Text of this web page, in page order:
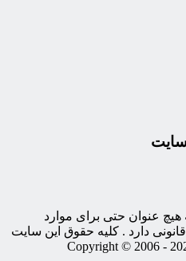
هیچ عنوان حتی برای موارد
دارد . کلیه حقوق این سایت